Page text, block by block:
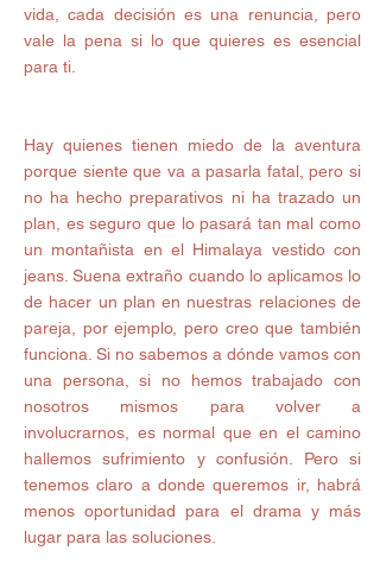
vida, cada decisión es una renuncia, pero
vale la pena si lo que quieres es esencial
para ti.
Hay quienes tienen miedo de la aventura
porque siente que va a pasarla fatal, pero si
no ha hecho preparativos ni ha trazado un
plan, es seguro que lo pasará tan mal como
un montañista en el Himalaya vestido con
jeans. Suena extraño cuando lo aplicamos lo
de hacer un plan en nuestras relaciones de
pareja, por ejemplo, pero creo que también
funciona. Si no sabemos a dónde vamos con
una persona, si no hemos trabajado con
nosotros mismos para volver a
involucrarnos, es normal que en el camino
hallemos sufrimiento y confusión. Pero si
tenemos claro a donde queremos ir, habrá
menos oportunidad para el drama y más
lugar para las soluciones.